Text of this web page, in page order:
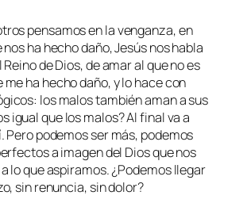
pensamos en la venganza, en
ha hecho daño, Jesús nos habla
de Dios, de amar al que no es
me ha hecho daño, y lo hace con
los malos también aman a sus
igual que los malos? Al final va a
Pero podemos ser más, podemos
a imagen del Dios que nos
lo que aspiramos. ¿Podemos llegar
sin renuncia, sin dolor?